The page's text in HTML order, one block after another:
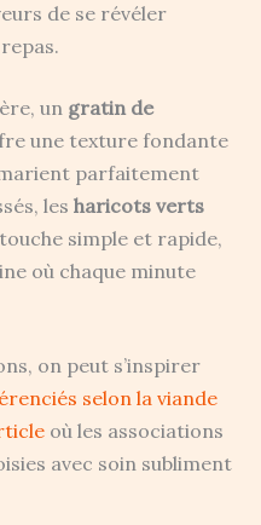
de se révéler
un gratin de
une texture fondante
parfaitement
les haricots verts
simple et rapide,
où chaque minute
on peut s’inspirer
selon la viande
où les associations
avec soin subliment